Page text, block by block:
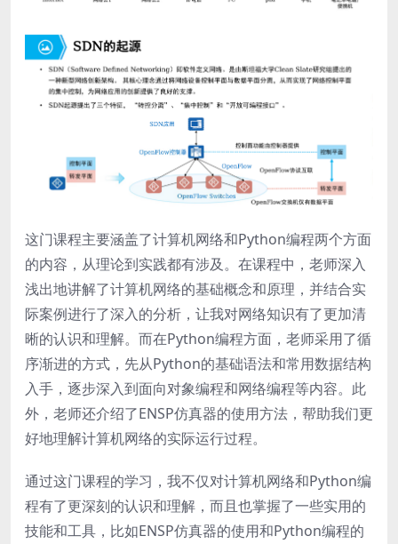
这门课程主要涵盖了计算机网络和Python编程两个方面
的内容，从理论到实践都有涉及。在课程中，老师深入
浅出地讲解了计算机网络的基础概念和原理，并结合实
际案例进行了深入的分析，让我对网络知识有了更加清
晰的认识和理解。而在Python编程方面，老师采用了循
序渐进的方式，先从Python的基础语法和常用数据结构
入手，逐步深入到面向对象编程和网络编程等内容。此
外，老师还介绍了ENSP仿真器的使用方法，帮助我们更
好地理解计算机网络的实际运行过程。
通过这门课程的学习，我不仅对计算机网络和Python编
程有了更深刻的认识和理解，而且也掌握了一些实用的
技能和工具，比如ENSP仿真器的使用和Python编程的